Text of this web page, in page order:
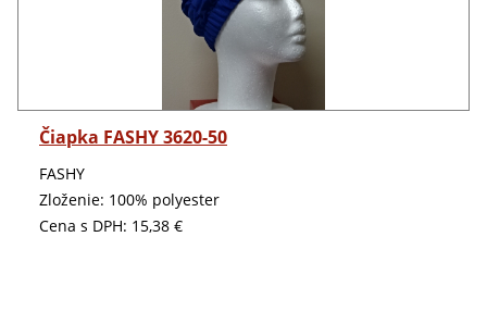
Detail
Čiapka FASHY 3620-50
FASHY
Zloženie: 100% polyester
Cena s DPH: 15,38 €